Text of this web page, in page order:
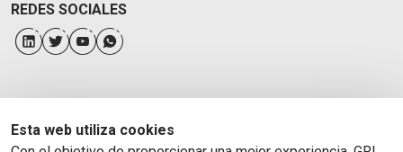
REDES SOCIALES
Esta web utiliza cookies